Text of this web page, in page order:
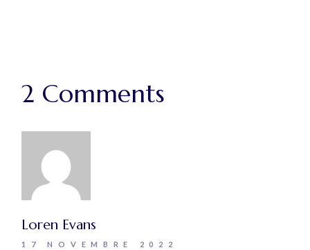
2 Comments
Loren Evans
17 NOVEMBRE 2022